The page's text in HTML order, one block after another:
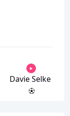
Davie Selke